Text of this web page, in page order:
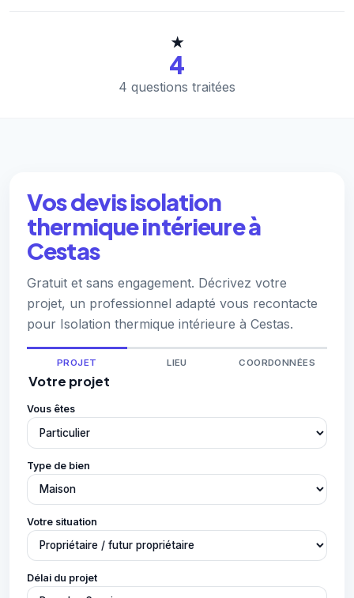
★
4
4 questions traitées
Vos devis isolation
thermique intérieure à
Cestas
Gratuit et sans engagement. Décrivez votre
projet, un professionnel adapté vous recontacte
pour Isolation thermique intérieure à Cestas.
PROJET LIEU COORDONNÉES
Votre projet
Vous êtes
Type de bien
Votre situation
Délai du projet